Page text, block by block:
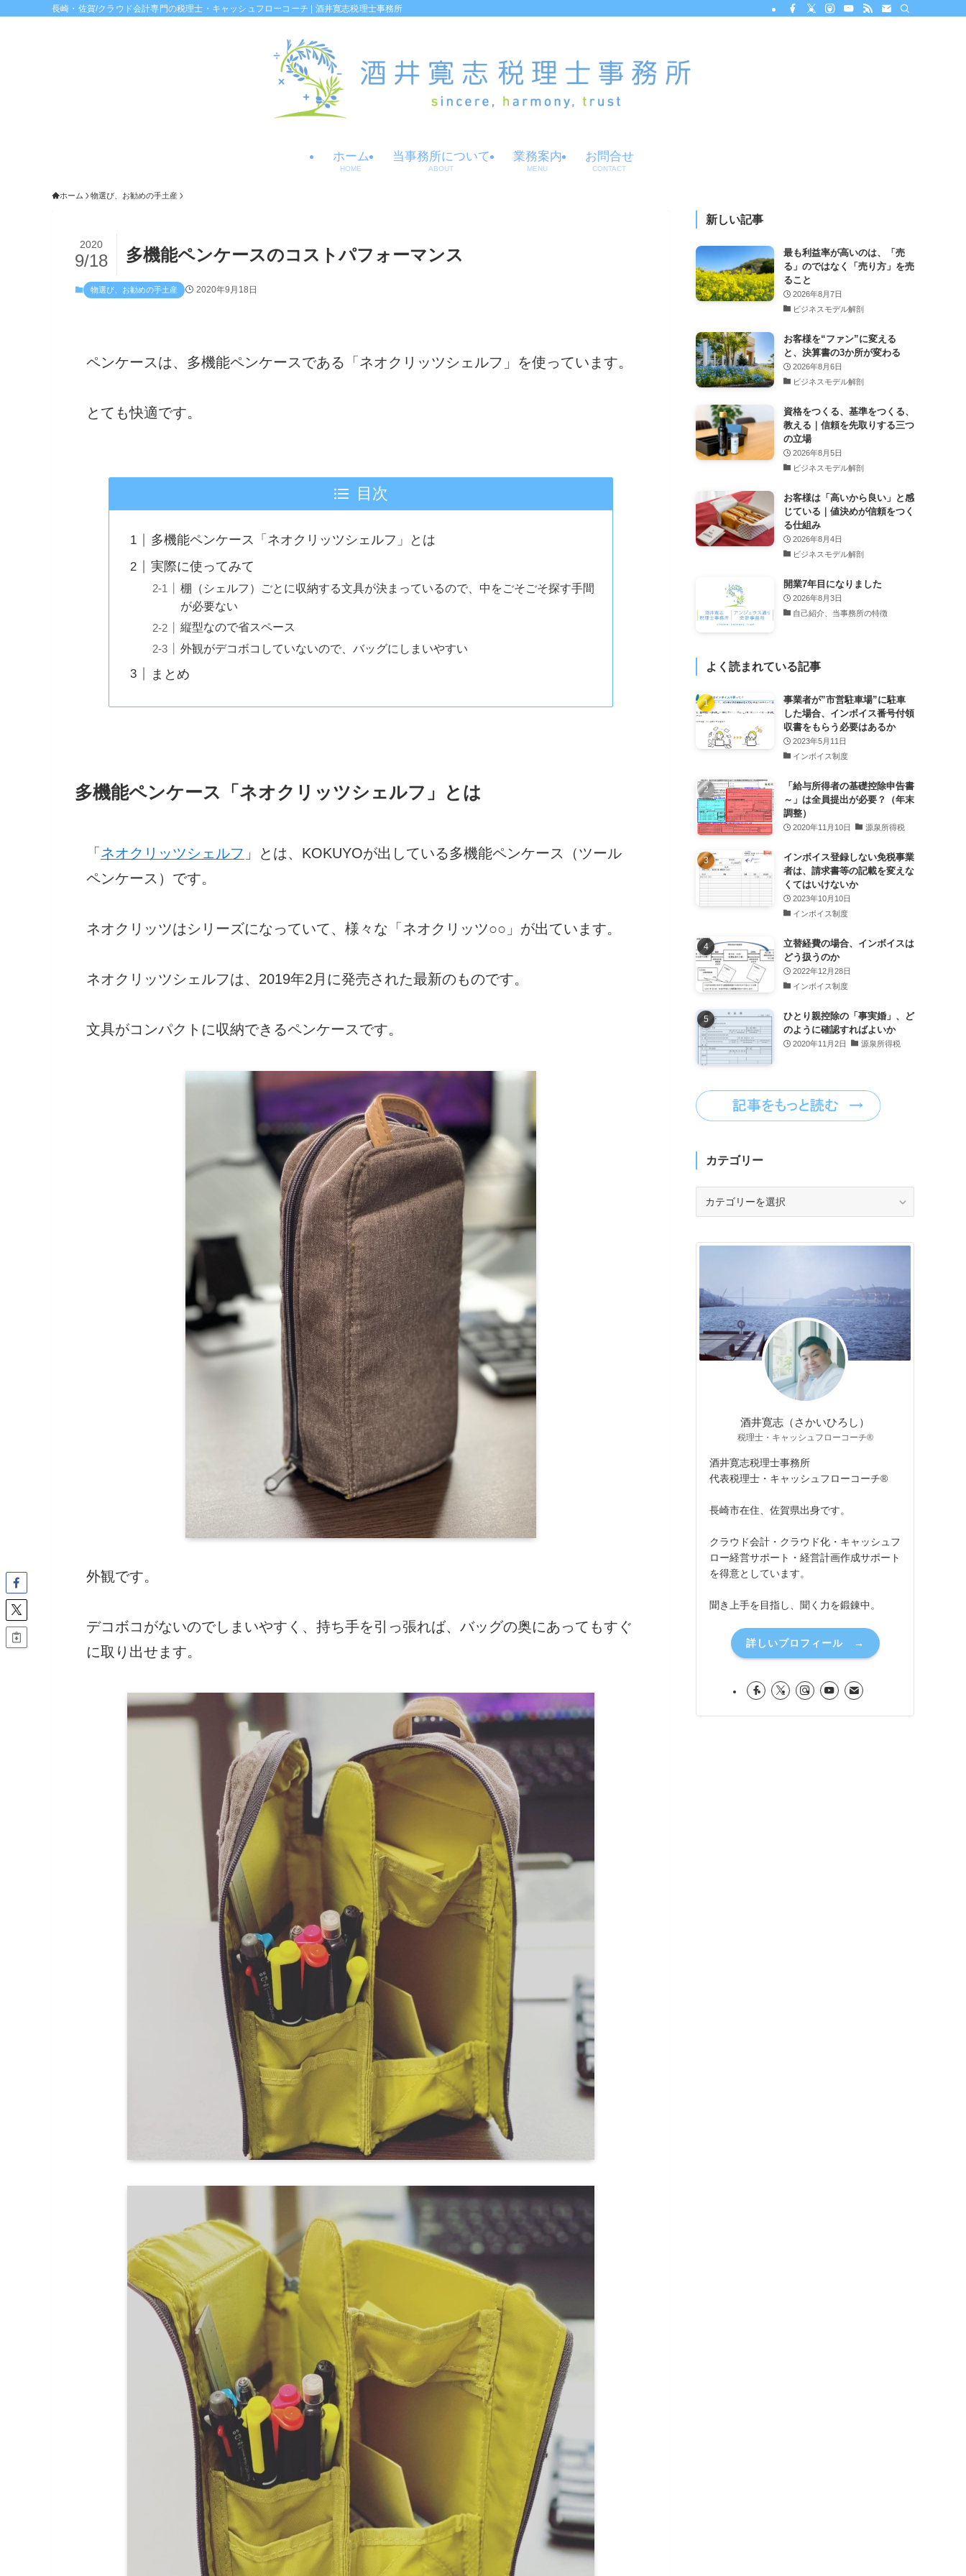
長崎・佐賀/クラウド会計専門の税理士・キャッシュフローコーチ | 酒井寛志税理士事務所
ホーム
HOME
当事務所について
ABOUT
業務案内
MENU
お問合せ
CONTACT
ホーム 物選び、お勧めの手土産
多機能ペンケースのコストパフォーマンス
2020
9/18
物選び、お勧めの手土産 2020年9月18日
ペンケースは、多機能ペンケースである「ネオクリッツシェルフ」を使っています。
とても快適です。
目次
多機能ペンケース「ネオクリッツシェルフ」とは
実際に使ってみて
棚（シェルフ）ごとに収納する文具が決まっているので、中をごそごそ探す手間
が必要ない
縦型なので省スペース
外観がデコボコしていないので、バッグにしまいやすい
まとめ
多機能ペンケース「ネオクリッツシェルフ」とは
「 ネオクリッツシェルフ 」とは、KOKUYOが出している多機能ペンケース（ツール
ペンケース）です。
ネオクリッツはシリーズになっていて、様々な「ネオクリッツ○○」が出ています。
ネオクリッツシェルフは、2019年2月に発売された最新のものです。
文具がコンパクトに収納できるペンケースです。
外観です。
デコボコがないのでしまいやすく、持ち手を引っ張れば、バッグの奥にあってもすぐ
に取り出せます。
新しい記事
最も利益率が高いのは、「売
る」のではなく「売り方」を売
ること
2026年8月7日
ビジネスモデル解剖
お客様を“ファン”に変える
と、決算書の3か所が変わる
2026年8月6日
ビジネスモデル解剖
資格をつくる、基準をつくる、
教える｜信頼を先取りする三つ
の立場
2026年8月5日
ビジネスモデル解剖
お客様は「高いから良い」と感
じている｜値決めが信頼をつく
る仕組み
2026年8月4日
ビジネスモデル解剖
開業7年目になりました
2026年8月3日
自己紹介、当事務所の特徴
よく読まれている記事
事業者が”市営駐車場”に駐車
した場合、インボイス番号付領
収書をもらう必要はあるか
2023年5月11日
インボイス制度
「給与所得者の基礎控除申告書
～」は全員提出が必要？（年末
調整）
2020年11月10日 源泉所得税
インボイス登録しない免税事業
者は、請求書等の記載を変えな
くてはいけないか
2023年10月10日
インボイス制度
立替経費の場合、インボイスは
どう扱うのか
2022年12月28日
インボイス制度
ひとり親控除の「事実婚」、ど
のように確認すればよいか
2020年11月2日 源泉所得税
カテゴリー
リ
酒井寛志（さかいひろし）
税理士・キャッシュフローコーチ®
酒井寛志税理士事務所
代表税理士・キャッシュフローコーチ®
長崎市在住、佐賀県出身です。
クラウド会計・クラウド化・キャッシュフ
ロー経営サポート・経営計画作成サポート
を得意としています。
聞き上手を目指し、聞く力を鍛錬中。
詳しいプロフィール →